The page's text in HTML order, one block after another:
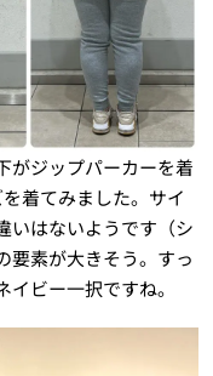
がジップパーカーを着
着てみました。サイ
いはないようです（シ
要素が大きそう。すっ
ビー一択ですね。